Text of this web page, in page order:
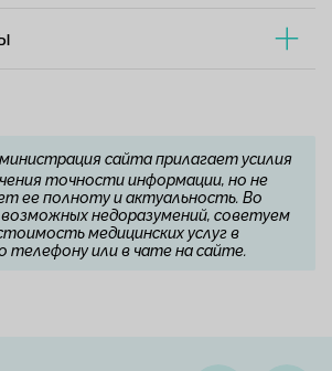
сайта прилагает усилия
точности информации, но не
ее полноту и актуальность. Во
недоразумений, советуем
медицинских услуг в
телефону или в чате на сайте.